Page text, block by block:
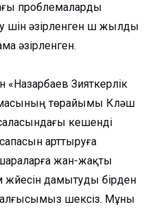
проблемаларды
үшін әзірленген үш жылды
әзірленген.
Зияткерлік
төрайымы Күләш
кешенді
арттыруға
жан-жақты
дамытуды бірден
алғысымыз шексіз. Мұны